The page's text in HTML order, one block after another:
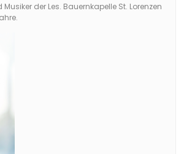
der Les. Bauernkapelle St. Lorenzen